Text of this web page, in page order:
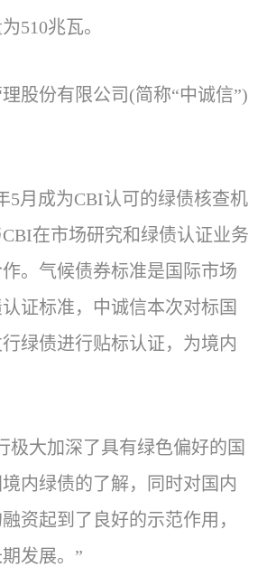
510兆瓦。
股份有限公司(简称“中诚信”)
5月成为CBI认可的绿债核查机
在市场研究和绿债认证业务
。气候债券标准是国际市场
证标准，中诚信本次对标国
绿债进行贴标认证，为境内
极大加深了具有绿色偏好的国
内绿债的了解，同时对国内
资起到了良好的示范作用，
发展。”